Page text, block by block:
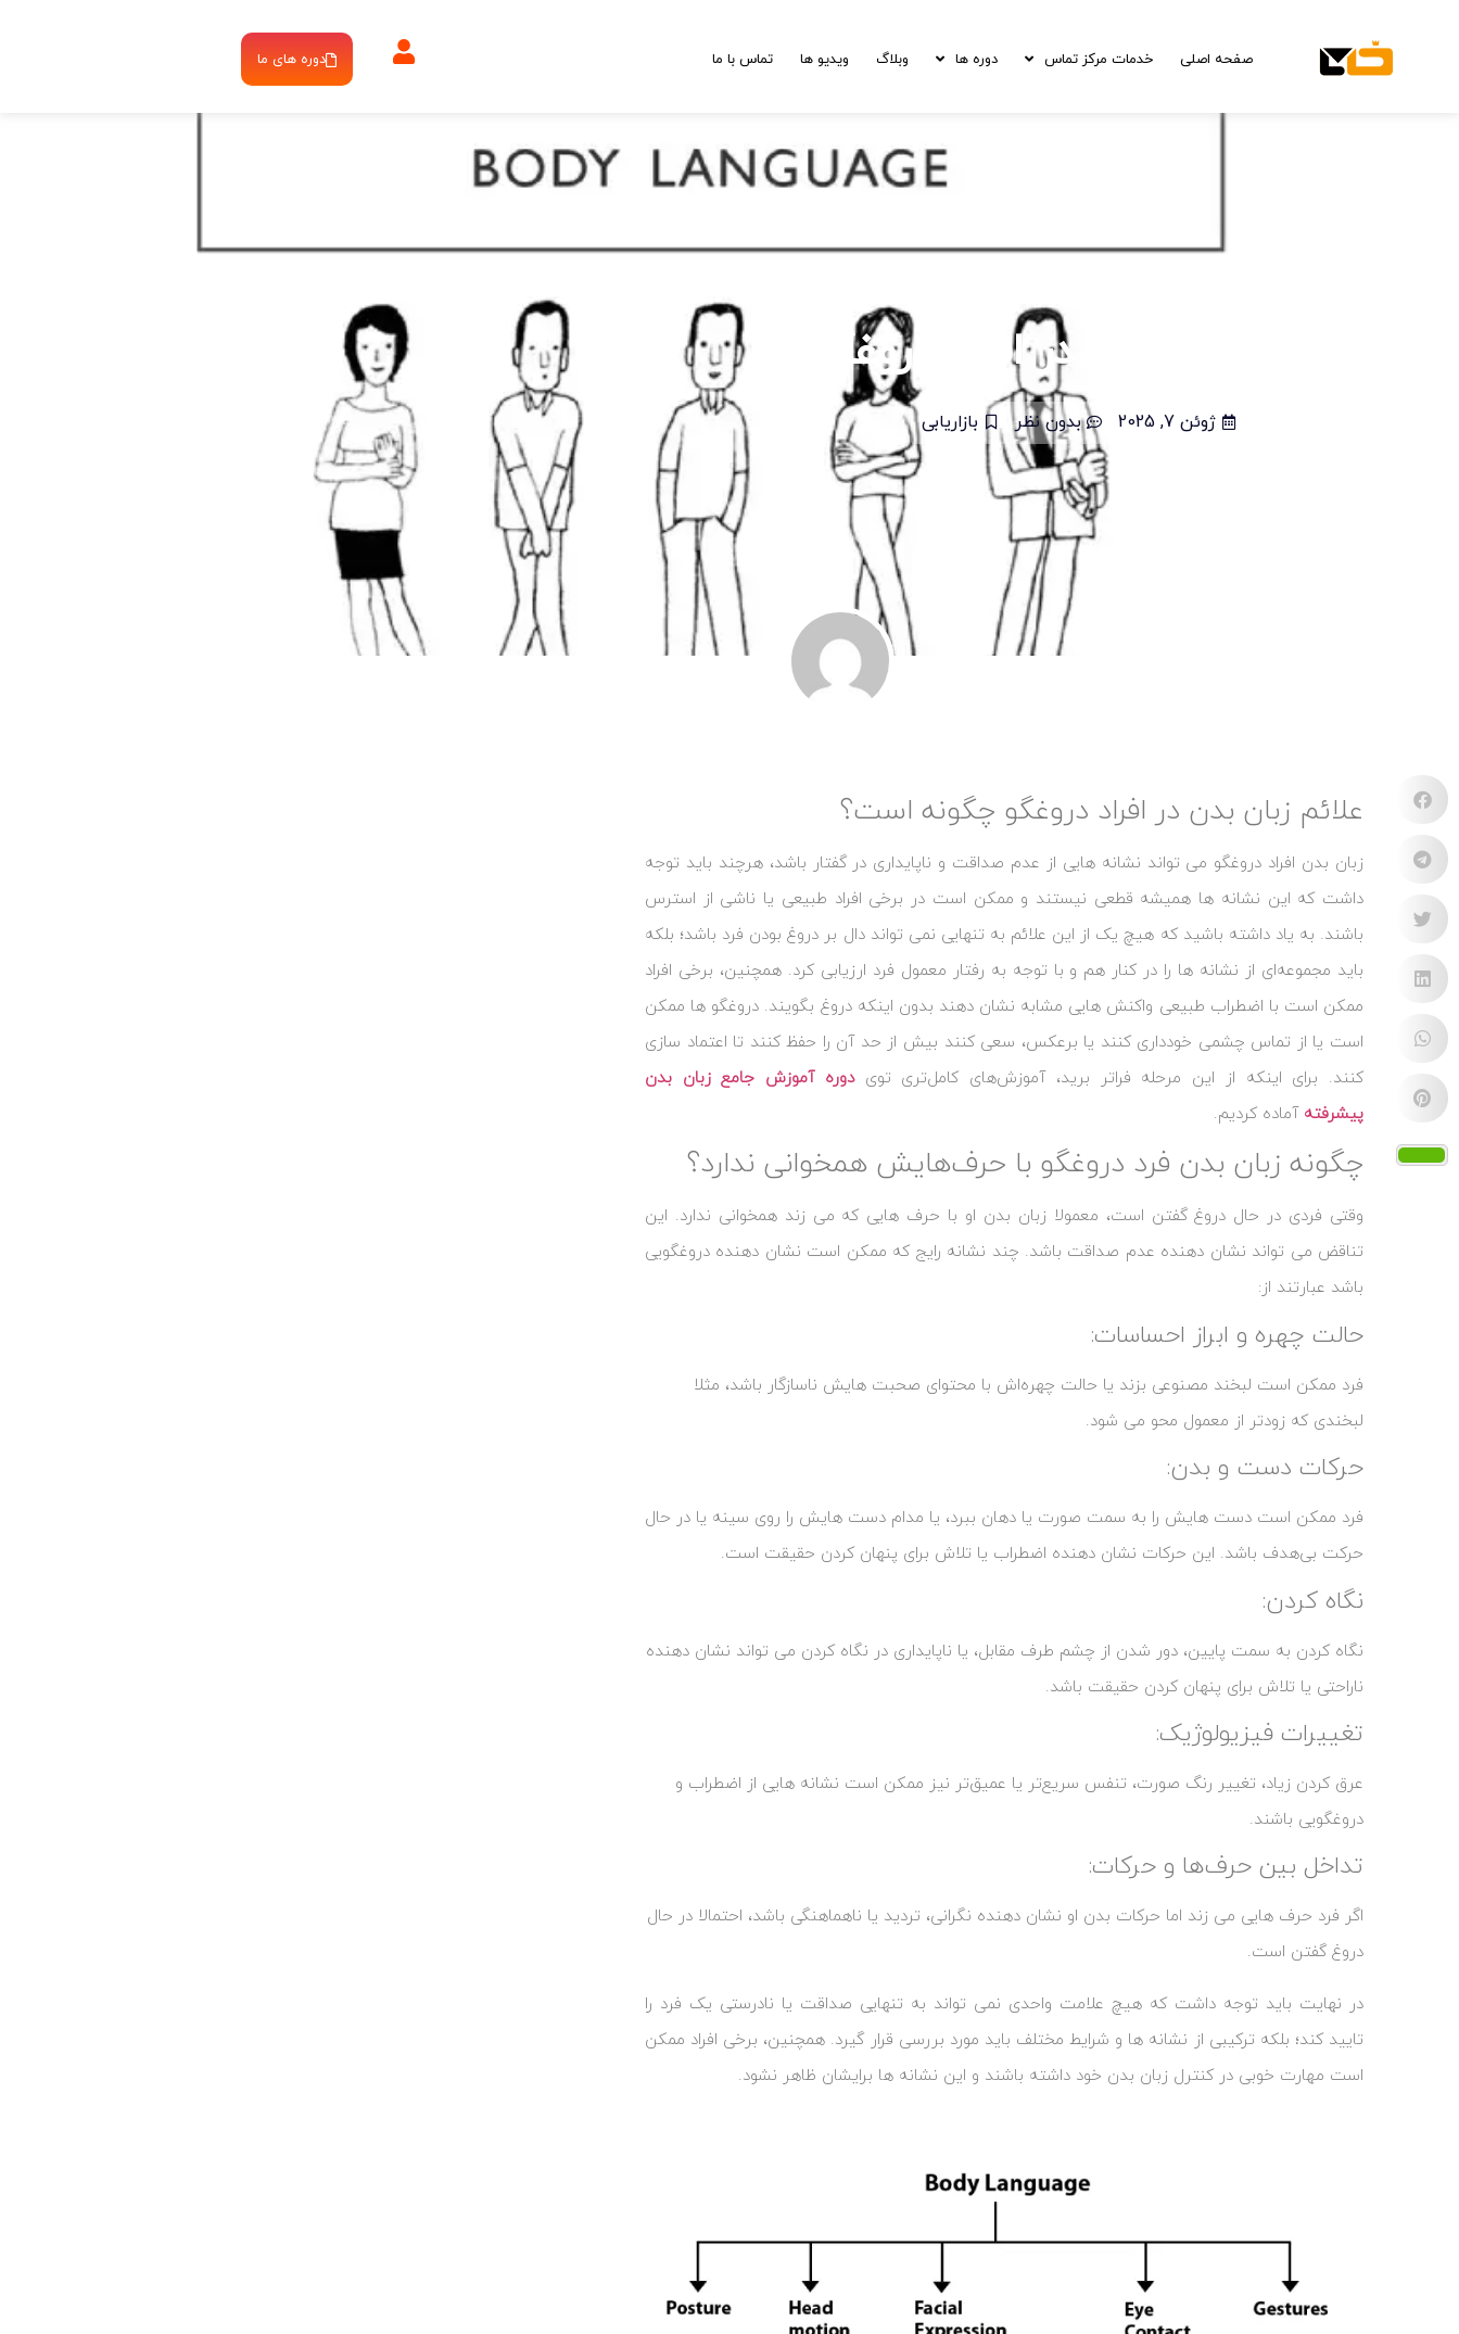
صفحه اصلی خدمات مرکز تماس دوره ها وبلاگ ویدیو ها تماس با ما دوره های ما
علائم زبان بدن در افراد دروغگو
ژوئن 7, 2025 بدون نظر بازاریابی
علائم زبان بدن در افراد دروغگو چگونه است؟
زبان بدن افراد دروغگو می ‌تواند نشانه ‌هایی از عدم صداقت و ناپایداری در گفتار باشد، هرچند باید توجه
داشت که این نشانه‌ ها همیشه قطعی نیستند و ممکن است در برخی افراد طبیعی یا ناشی از استرس
باشند. به یاد داشته باشید که هیچ یک از این علائم به تنهایی نمی‌ تواند دال بر دروغ بودن فرد باشد؛ بلکه
باید مجموعه‌ای از نشانه‌ ها را در کنار هم و با توجه به رفتار معمول فرد ارزیابی کرد. همچنین، برخی افراد
ممکن است با اضطراب طبیعی واکنش‌ هایی مشابه نشان دهند بدون اینکه دروغ بگویند. دروغگو ها ممکن
است یا از تماس چشمی خودداری کنند یا برعکس، سعی کنند بیش از حد آن را حفظ کنند تا اعتماد سازی
کنند. برای اینکه از این مرحله فراتر برید، آموزش‌های کامل‌تری تویدوره آموزش جامع زبان بدن
پیشرفته آماده کردیم.
چگونه زبان بدن فرد دروغگو با حرف‌هایش همخوانی ندارد؟
وقتی فردی در حال دروغ گفتن است، معمولا زبان بدن او با حرف ‌هایی که می ‌زند همخوانی ندارد. این
تناقض می‌ تواند نشان ‌دهنده عدم صداقت باشد. چند نشانه رایج که ممکن است نشان‌ دهنده دروغگویی
باشد عبارتند از:
حالت چهره و ابراز احساسات:
فرد ممکن است لبخند مصنوعی بزند یا حالت چهره‌اش با محتوای صحبت‌ هایش ناسازگار باشد، مثلا
لبخندی که زودتر از معمول محو می ‌شود.
حركات دست و بدن:
فرد ممکن است دست‌ هایش را به سمت صورت یا دهان ببرد، یا مدام دست ‌هایش را روی سینه یا در حال
حرکت بی‌هدف باشد. این حرکات نشان ‌دهنده اضطراب یا تلاش برای پنهان کردن حقیقت است.
نگاه کردن:
نگاه کردن به سمت پایین، دور شدن از چشم طرف مقابل، یا ناپایداری در نگاه کردن می ‌تواند نشان‌ دهنده
ناراحتی یا تلاش برای پنهان کردن حقیقت باشد.
تغییرات فیزیولوژیک:
عرق کردن زیاد، تغییر رنگ صورت، تنفس سریع‌تر یا عمیق‌تر نیز ممکن است نشانه‌ هایی از اضطراب و
دروغگویی باشند.
تداخل بین حرف‌ها و حرکات:
اگر فرد حرف ‌هایی می ‌زند اما حرکات بدن او نشان دهنده نگرانی، تردید یا ناهماهنگی باشد، احتمالا در حال
دروغ گفتن است.
در نهایت باید توجه داشت که هیچ علامت واحدی نمی‌ تواند به تنهایی صداقت یا نادرستی یک فرد را
تایید کند؛ بلکه ترکیبی از نشانه ‌ها و شرایط مختلف باید مورد بررسی قرار گیرد. همچنین، برخی افراد ممکن
است مهارت خوبی در کنترل زبان بدن خود داشته باشند و این نشانه ‌ها برایشان ظاهر نشود.